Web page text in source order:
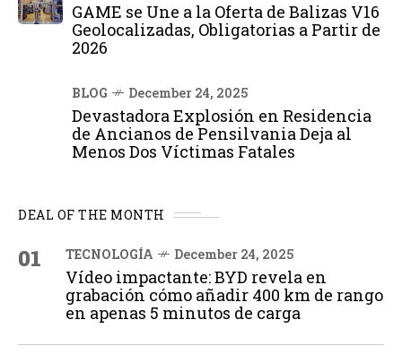
GAME se Une a la Oferta de Balizas V16
Geolocalizadas, Obligatorias a Partir de
2026
BLOG December 24, 2025
Devastadora Explosión en Residencia
de Ancianos de Pensilvania Deja al
Menos Dos Víctimas Fatales
DEAL OF THE MONTH
01 TECNOLOGÍA December 24, 2025
Vídeo impactante: BYD revela en
grabación cómo añadir 400 km de rango
en apenas 5 minutos de carga